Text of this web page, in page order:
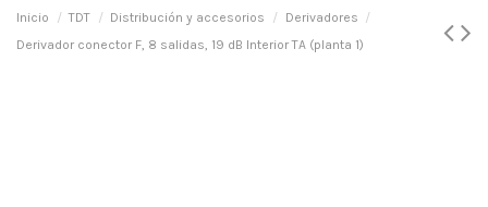
Inicio TDT Distribución y accesorios
Derivadores
Derivador conector F, 8 salidas, 19 dB Interior TA (planta 1)